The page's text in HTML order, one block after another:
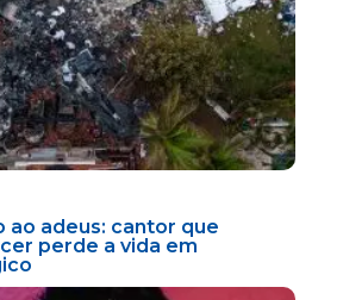
ao adeus: cantor que
perde a vida em